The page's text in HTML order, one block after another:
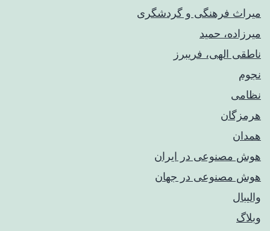
میراث فرهنگی و گردشگری
میرزاده، حمید
ناطقی الهی، فریبرز
نجوم
نظامی
هرمزگان
همدان
هوش مصنوعی در ایران
هوش مصنوعی در جهان
والیبال
وبلاگ